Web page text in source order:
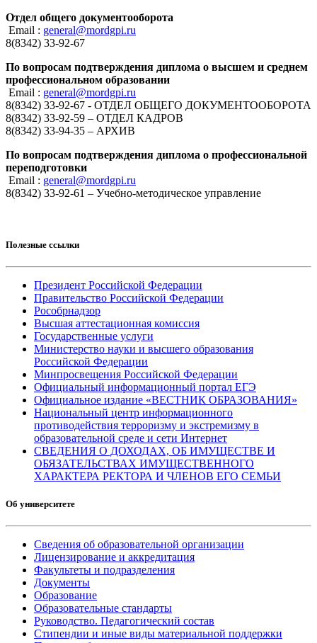
Отдел общего документооборота
Email : general@mordgpi.ru
8(8342) 33-92-67
По вопросам подтверждения диплома о высшем и среднем
профессиональном образовании
Email : general@mordgpi.ru
8(8342) 33-92-67 - ОТДЕЛ ОБЩЕГО ДОКУМЕНТООБОРОТА
8(8342) 33-92-59 – ОТДЕЛ КАДРОВ
8(8342) 33-94-35 – АРХИВ
По вопросам подтверждения диплома о профессиональной
переподготовки
Email : general@mordgpi.ru
8(8342) 33-92-61 – Учебно-методическое управление
Полезные ссылки
Президент Российской Федерации
Правительство Российской Федерации
Рособрнадзор
Высшая аттестационная комиссия
Государственные услуги
Министерство науки и высшего образования
Российской Федерации
Минпросвещения Российской Федерации
Официальный информационный портал ЕГЭ
Официальное издание «ВЕСТНИК ОБРАЗОВАНИЯ»
Национальный центр информационного
противодействия терроризму и экстремизму в
образовательной среде и сети Интернет
СВЕДЕНИЯ О ДОХОДАХ, ОБ ИМУЩЕСТВЕ И
ОБЯЗАТЕЛЬСТВАХ ИМУЩЕСТВЕННОГО
ХАРАКТЕРА РЕКТОРА И ЧЛЕНОВ ЕГО СЕМЬИ
Об университете
Сведения об образовательной организации
Лицензирование и аккредитация
Факультеты и подразделения
Документы
Образование
Образовательные стандарты
Руководство. Педагогический состав
Стипендии и иные виды материальной поддержки